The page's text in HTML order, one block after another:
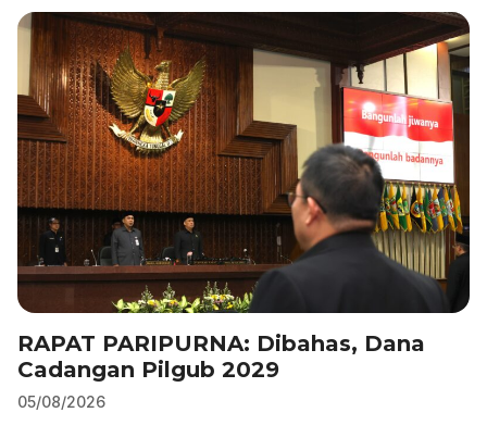
b
o
o
k
dI
n
A
p
p
a
m
RAPAT PARIPURNA: Dibahas, Dana
Cadangan Pilgub 2029
05/08/2026